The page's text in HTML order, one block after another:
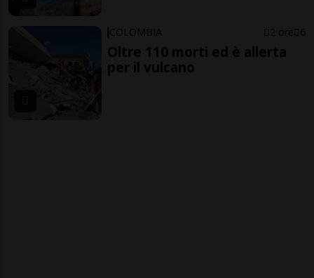
COLOMBIA 2 ore 6
Oltre 110 morti ed è allerta
per il vulcano